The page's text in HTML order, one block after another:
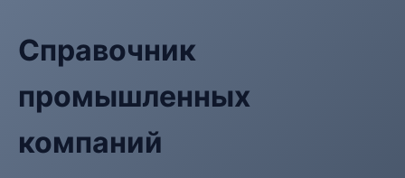
Справочник
промышленных
компаний